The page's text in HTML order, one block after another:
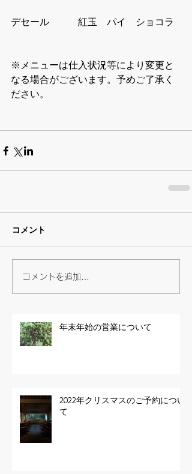
デセール　　　紅玉　パイ　ショコラ
※メニューは仕入状況等により変更と
なる場合がございます。予めご了承く
ださい。
コメント
コメントを追加…
年末年始の営業について
2022年クリスマスのご予約につい
て